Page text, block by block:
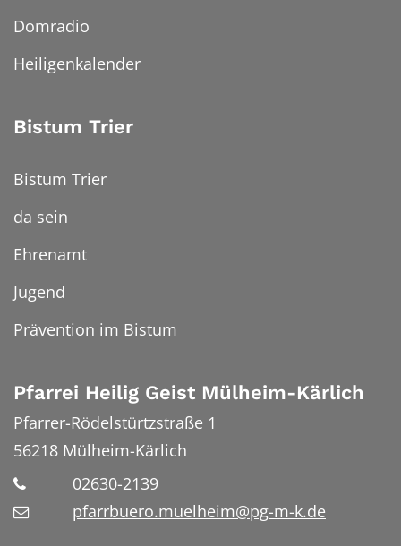
Domradio
Heiligenkalender
Bistum Trier
Bistum Trier
da sein
Ehrenamt
Jugend
Prävention im Bistum
Pfarrei Heilig Geist Mülheim-Kärlich
Pfarrer-Rödelstürtzstraße 1
56218 Mülheim-Kärlich
02630-2139
pfarrbuero.muelheim@pg-m-k.de